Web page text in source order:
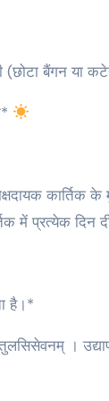
(छोटा बैंगन या
कार्तिक
में प्रत्येक दिन
है।*
।